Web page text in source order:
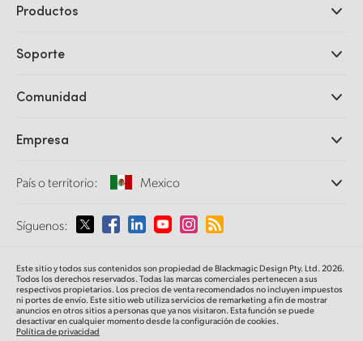
Productos
DaVinci Resolve y Fusion
Ultimatte
Captura y reproducción
Conversión de formatos
Supervisión
Almacenamiento en redes
Direccionamiento y distribución
Transmisión y codificación
Soporte
Centro de soporte técnico
Comunidad
Empresa
Perfil empresarial
Medios
País o territorio: Mexico
Selecciona un país o territorio
Australia
Austria
Síguenos:
Este sitio y todos sus contenidos son propiedad de Blackmagic Design Pty. Ltd. 2026.
Todos los derechos reservados. Todas las marcas comerciales pertenecen a sus
respectivos propietarios. Los precios de venta recomendados no incluyen impuestos
ni portes de envío. Este sitio web utiliza servicios de remarketing a fin de mostrar
anuncios en otros sitios a personas que ya nos visitaron. Esta función se puede
desactivar en cualquier momento desde la configuración de cookies.
Política de privacidad